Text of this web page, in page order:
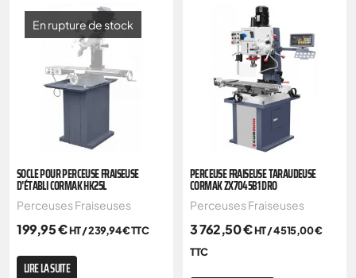
En rupture de stock
SOCLE POUR PERCEUSE FRAISEUSE
D’ÉTABLI CORMAK HK25L
Perceuses Fraiseuses
199,95€HT /239,94€TTC
LIRE LA SUITE
PERCEUSE FRAISEUSE TARAUDEUSE
CORMAK ZX7045B1 DRO
Perceuses Fraiseuses
3 762,50€HT /4 515,00€
TTC